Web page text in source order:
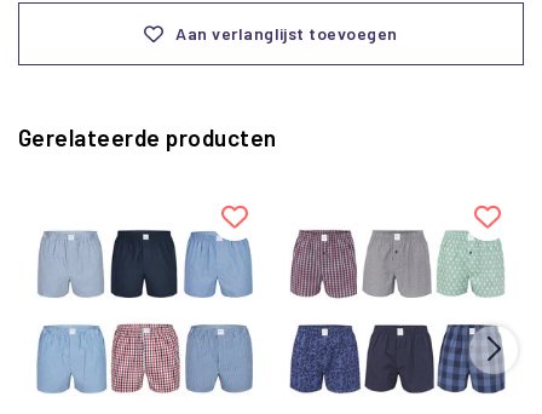
Aan verlanglijst toevoegen
Gerelateerde producten